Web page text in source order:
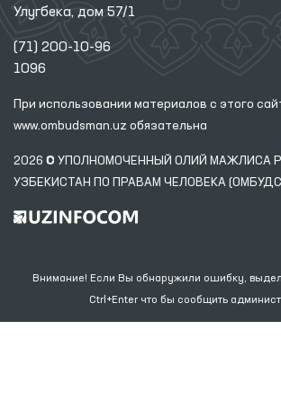
Улугбека, дом 57/1
(71) 200-10-96
1096
При использовании материалов с этого
www.ombudsman.uz обязательна
2026 © УПОЛНОМОЧЕННЫЙ ОЛИЙ МАЖЛИСА
УЗБЕКИСТАН ПО ПРАВАМ ЧЕЛОВЕКА
Внимание! Если Вы обнаружили ошибку,
Ctrl+Enter что бы сообщить